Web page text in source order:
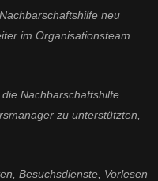
neu
im Organisationsteam
Nachbarschaftshilfe
zu unterstützten,
Besuchsdienste, Vorlesen